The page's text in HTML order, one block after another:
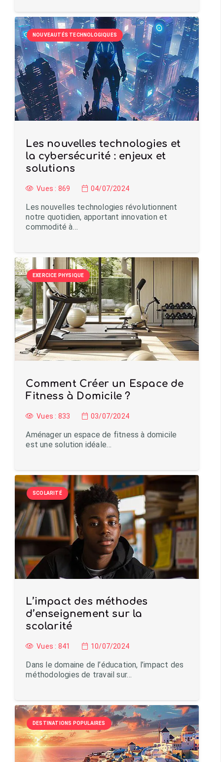
NOUVEAUTÉS TECHNOLOGIQUES
Les nouvelles technologies et
la cybersécurité : enjeux et
solutions
Vues : 869 04/07/2024
Les nouvelles technologies révolutionnent
notre quotidien, apportant innovation et
commodité à…
EXERCICE PHYSIQUE
Comment Créer un Espace de
Fitness à Domicile ?
Vues : 833 03/07/2024
Aménager un espace de fitness à domicile
est une solution idéale…
SCOLARITÉ
L’impact des méthodes
d’enseignement sur la
scolarité
Vues : 841 10/07/2024
Dans le domaine de l’éducation, l’impact des
méthodologies de travail sur…
DESTINATIONS POPULAIRES